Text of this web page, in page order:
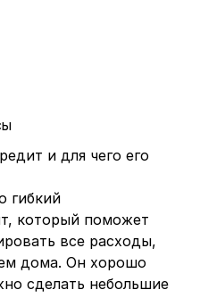
и для чего его
гибкий
который поможет
все расходы,
дома. Он хорошо
сделать небольшие